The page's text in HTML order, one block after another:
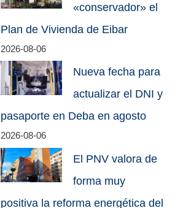
«conservador» el
Plan de Vivienda de Eibar
2026-08-06
Nueva fecha para
actualizar el DNI y
pasaporte en Deba en agosto
2026-08-06
El PNV valora de
forma muy
positiva la reforma energética del